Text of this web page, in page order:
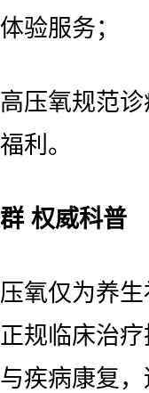
验服务；
氧规范诊
利。
权威科普
仅为养生
规临床治
疾病康复